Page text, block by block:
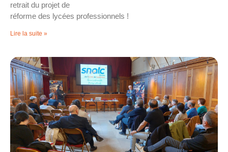
retrait du projet de
réforme des lycées professionnels !
Lire la suite »